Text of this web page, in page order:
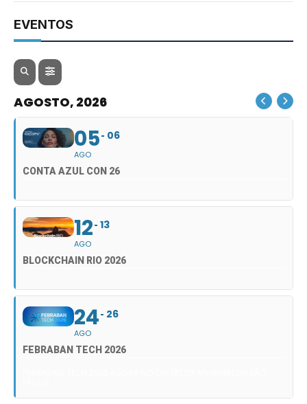
EVENTOS
AGOSTO, 2026
05
AGO
06
CONTA AZUL CON 26
12
AGO
13
BLOCKCHAIN RIO 2026
24
AGO
26
FEBRABAN TECH 2026